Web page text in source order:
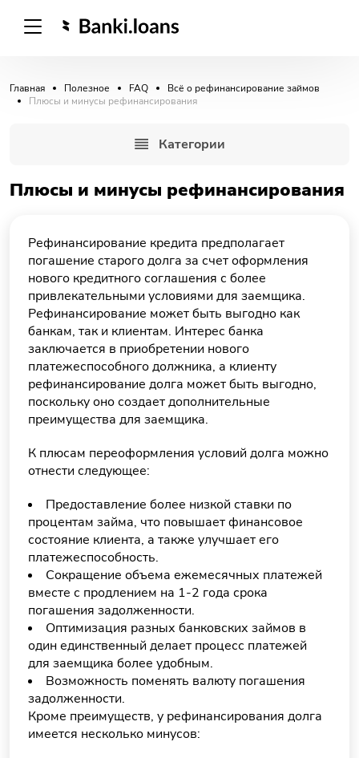
Главная Полезное FAQ
Всё о рефинансирование займов
Плюсы и минусы рефинансирования
Категории
Плюсы и минусы рефинансирования
Рефинансирование кредита предполагает
погашение старого долга за счет оформления
нового кредитного соглашения с более
привлекательными условиями для заемщика.
Рефинансирование может быть выгодно как
банкам, так и клиентам. Интерес банка
заключается в приобретении нового
платежеспособного должника, а клиенту
рефинансирование долга может быть выгодно,
поскольку оно создает дополнительные
преимущества для заемщика.
К плюсам переоформления условий долга можно
отнести следующее:
Предоставление более низкой ставки по
процентам займа, что повышает финансовое
состояние клиента, а также улучшает его
платежеспособность.
Сокращение объема ежемесячных платежей
вместе с продлением на 1-2 года срока
погашения задолженности.
Оптимизация разных банковских займов в
один единственный делает процесс платежей
для заемщика более удобным.
Возможность поменять валюту погашения
задолженности.
Кроме преимуществ, у рефинансирования долга
имеется несколько минусов: